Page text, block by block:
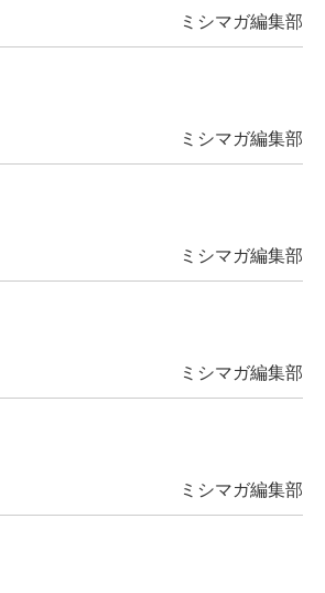
ミシマガ編集部
ミシマガ編集部
ミシマガ編集部
ミシマガ編集部
ミシマガ編集部